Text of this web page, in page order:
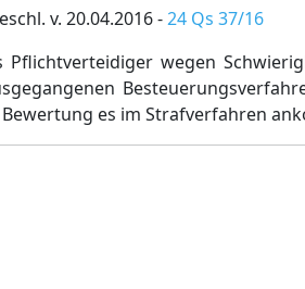
v. 20.04.2016 -24 Qs 37/16
wegen
es im Strafverfahren